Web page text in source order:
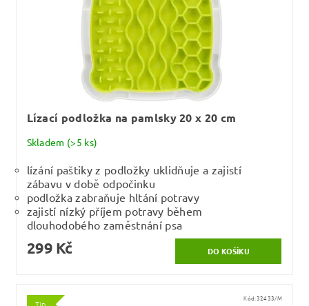
Lízací podložka na pamlsky 20 x 20 cm
Skladem (>5 ks)
lízání paštiky z podložky uklidňuje a zajistí
zábavu v době odpočinku
podložka zabraňuje hltání potravy
zajistí nízký příjem potravy během
dlouhodobého zaměstnání psa
299 Kč
Tip
Kód:32433/M